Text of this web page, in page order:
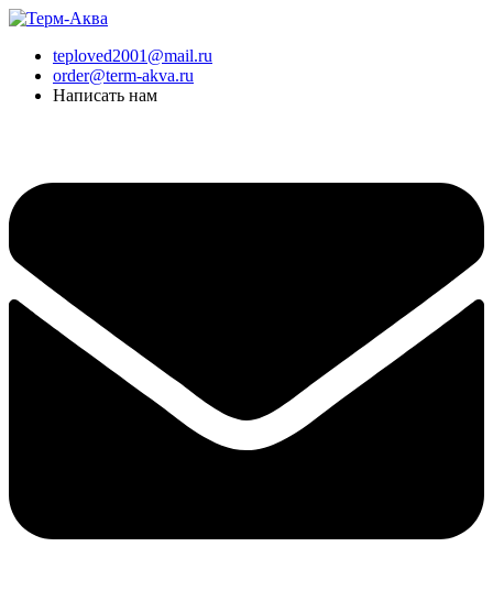
Перейти
содержимому
teploved2001@mail.ru
order@term-akva.ru
Написать нам